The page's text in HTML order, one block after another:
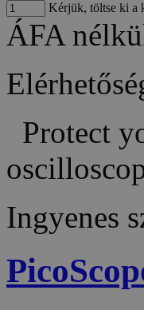
Kérjük, töltse ki a
ÁFA
Protect
Ingyenes